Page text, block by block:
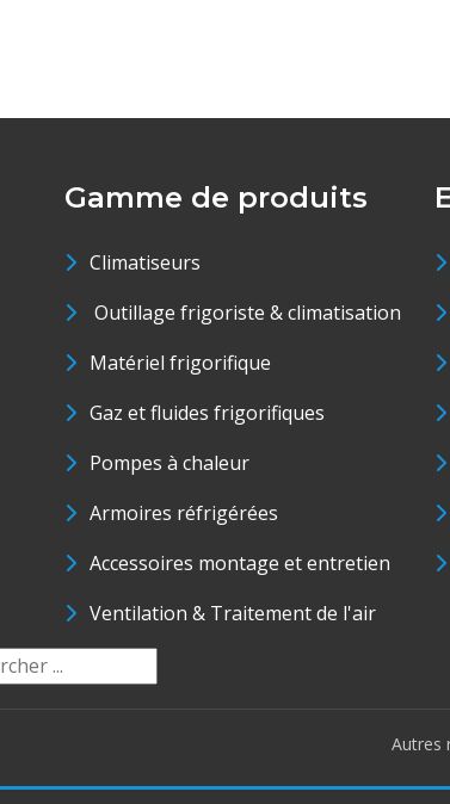
Gamme de produits
Climatiseurs
Outillage frigoriste & climatisation
Matériel frigorifique
Gaz et fluides frigorifiques
Pompes à chaleur
Armoires réfrigérées
Accessoires montage et entretien
Ventilation & Traitement de l'air
Autres